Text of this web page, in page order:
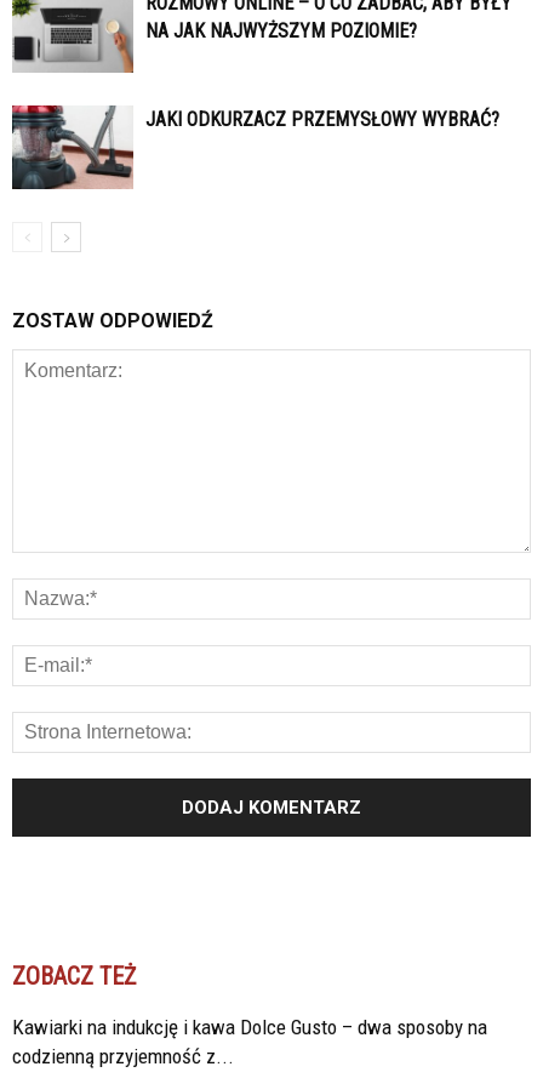
NA JAK NAJWYŻSZYM POZIOMIE?
JAKI ODKURZACZ PRZEMYSŁOWY WYBRAĆ?
ZOSTAW ODPOWIEDŹ
ZOBACZ TEŻ
Kawiarki na indukcję i kawa Dolce Gusto – dwa sposoby na
codzienną przyjemność z...